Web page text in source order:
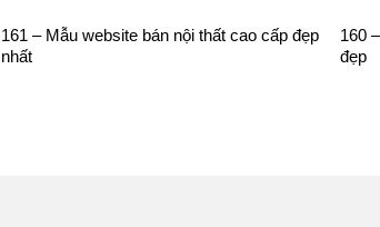
161 – Mẫu website bán nội thất cao cấp đẹp
nhất
160
đẹp